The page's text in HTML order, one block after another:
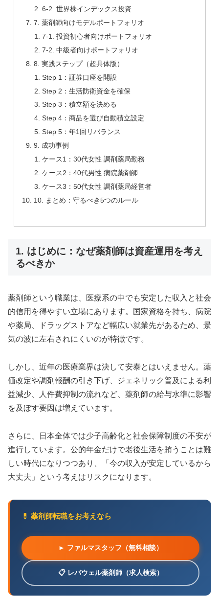
6-2. 世界株インデックス投資
7. 薬剤師向けモデルポートフォリオ
7-1. 投資初心者向けポートフォリオ
7-2. 中級者向けポートフォリオ
8. 実践ステップ（超具体版）
Step 1：証券口座を開設
Step 2：生活防衛資金を確保
Step 3：積立額を決める
Step 4：商品を選び自動積立設定
Step 5：年1回リバランス
9. 成功事例
ケース1：30代女性 調剤薬局勤務
ケース2：40代男性 病院薬剤師
ケース3：50代女性 調剤薬局経営者
10. まとめ：守るべき5つのルール
1. はじめに：なぜ薬剤師は資産運用を考え
るべきか
薬剤師という職業は、医療系の中でも安定した収入と社会
的信用を得やすい立場にあります。国家資格を持ち、病院
や薬局、ドラッグストアなど幅広い就業先があるため、景
気の波に左右されにくいのが特徴です。
しかし、近年の医療業界は決して安泰とはいえません。薬
価改定や調剤報酬の引き下げ、ジェネリック普及による利
益減少、人件費抑制の流れなど、薬剤師の給与水準に影響
を及ぼす要因は増えています。
さらに、日本全体では少子高齢化と社会保障制度の不安が
進行しています。公的年金だけで老後生活を賄うことは難
しい時代になりつつあり、「今の収入が安定しているから
大丈夫」という考えはリスクになります。
💊 薬剤師転職をお考えなら
► ファルマスタッフ（無料相談）
📋 レバウェル薬剤師（求人検索）